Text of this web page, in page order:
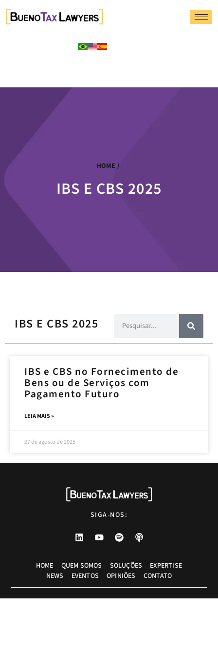
HOME /
IBS E CBS 2025
IBS E CBS 2025
IBS e CBS no Fornecimento de
Bens ou de Serviços com
Pagamento Futuro
LEIA MAIS »
27 de agosto de 2025
SIGA-NOS:
HOME QUEM SOMOS SOLUÇÕES
EXPERTISE
NEWS
EVENTOS OPINIÕES CONTATO